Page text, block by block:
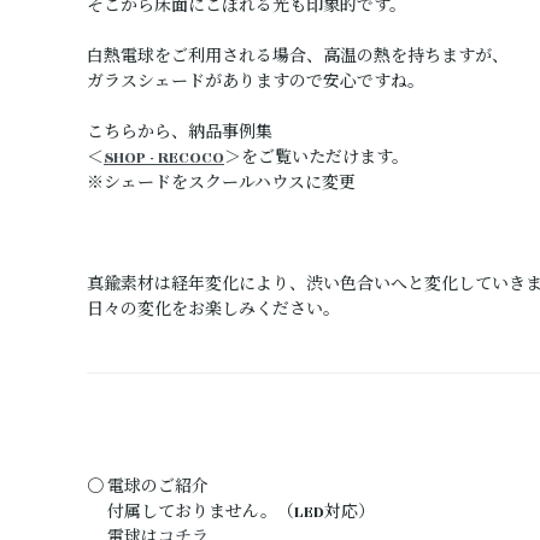
そこから床面にこぼれる光も印象的です。
白熱電球をご利用される場合、高温の熱を持ちますが、
ガラスシェードがありますので安心ですね。
こちらから、納品事例集
＜SHOP - RECOCO＞をご覧いただけます。
※シェードをスクールハウスに変更
真鍮素材は経年変化により、渋い色合いへと変化していき
日々の変化をお楽しみください。
〇 電球のご紹介
付属しておりません。（LED対応）